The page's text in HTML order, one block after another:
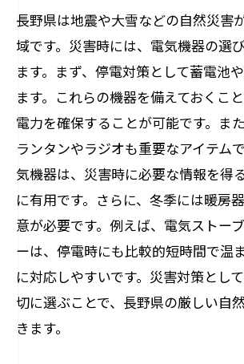
専門家が教える電気機器の
長野県での電気機器選びの
イント
長野県で見つける最新電気機
利便性
最新技術を搭載した電気機
長野県の家庭に最適な電気
便利なスマート家電の使い
長野県の生活を豊かにする
介
最新電気機器で実現する快
長野県は地震や大雪などの自然災害
域です。災害時には、電気機器の選
ます。まず、停電対策として蓄電池
ます。これらの機器を備えておくこ
電力を確保することが可能です。ま
ランタンやラジオも重要なアイテム
気機器は、災害時に必要な情報を得
に有用です。さらに、冬季には暖房
意が必要です。例えば、電気ストー
ーは、停電時にも比較的短時間で温
に対応しやすいです。災害対策とし
切に選ぶことで、長野県の厳しい自
きます。